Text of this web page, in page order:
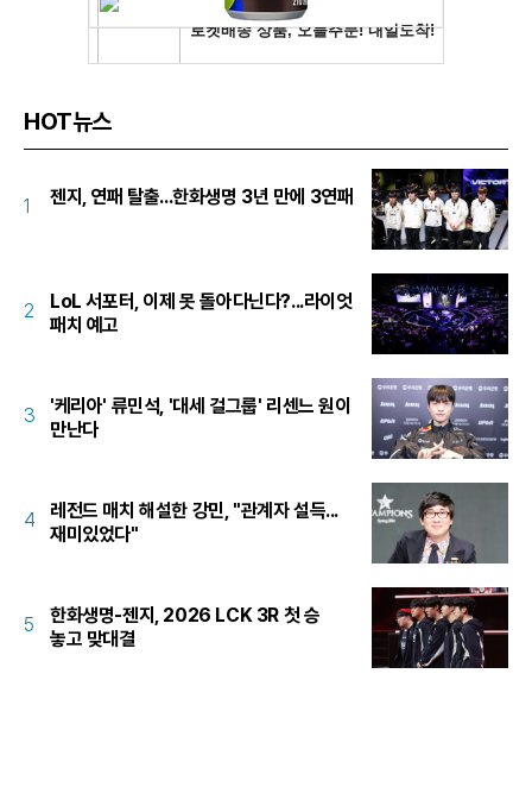
HOT뉴스
1 젠지, 연패 탈출...한화생명 3년 만에 3연패
2
LoL 서포터, 이제 못 돌아다닌다?...라이엇
패치 예고
3
'케리아' 류민석, '대세 걸그룹' 리센느 원이
만난다
4
레전드 매치 해설한 강민, "관계자 설득...
재미있었다"
5
한화생명-젠지, 2026 LCK 3R 첫 승
놓고 맞대결